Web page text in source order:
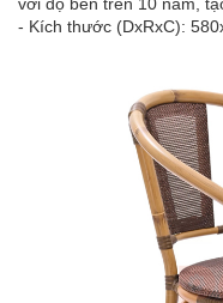
- Kích thước (DxRxC):